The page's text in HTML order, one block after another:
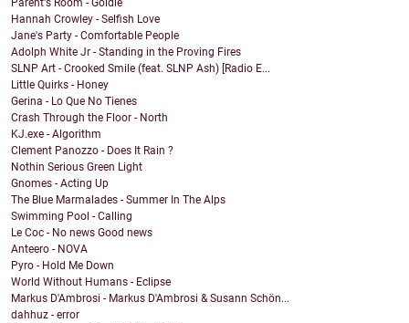
Parent's Room - Goldie
Hannah Crowley - Selfish Love
Jane's Party - Comfortable People
Adolph White Jr - Standing in the Proving Fires
SLNP Art - Crooked Smile (feat. SLNP Ash) [Radio E...
Little Quirks - Honey
Gerina - Lo Que No Tienes
Crash Through the Floor - North
KJ.exe - Algorithm
Clement Panozzo - Does It Rain ?
Nothin Serious Green Light
Gnomes - Acting Up
The Blue Marmalades - Summer In The Alps
Swimming Pool - Calling
Le Coc - No news Good news
Anteero - NOVA
Pyro - Hold Me Down
World Without Humans - Eclipse
Markus D'Ambrosi - Markus D'Ambrosi & Susann Schön...
dahhuz - error